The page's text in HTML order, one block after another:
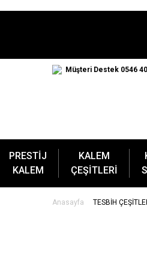
Müşteri Destek 0546
PRESTİJ
KALEM
KALEM
ÇEŞİTLERİ
Anasayfa TESBİH